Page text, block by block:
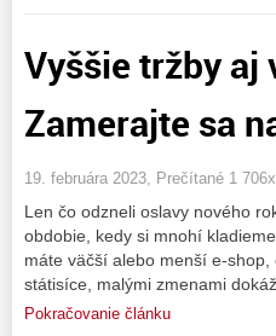
Vyššie tržby aj
Zamerajte sa
19. februára 2023, Prečítané 1 706x,
Len čo odzneli oslavy nového
obdobie, kedy si mnohí
máte väčší alebo menší e-
státisíce, malými zmenami
Pokračovanie článku